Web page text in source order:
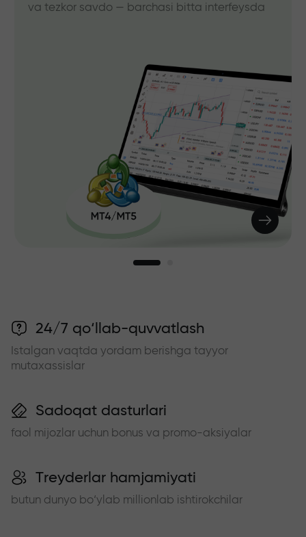
va tezkor savdo — barchasi bitta interfeysda
24/7 qo‘llab-quvvatlash
Istalgan vaqtda yordam berishga tayyor
mutaxassislar
Sadoqat dasturlari
faol mijozlar uchun bonus va promo-aksiyalar
Treyderlar hamjamiyati
butun dunyo bo‘ylab millionlab ishtirokchilar